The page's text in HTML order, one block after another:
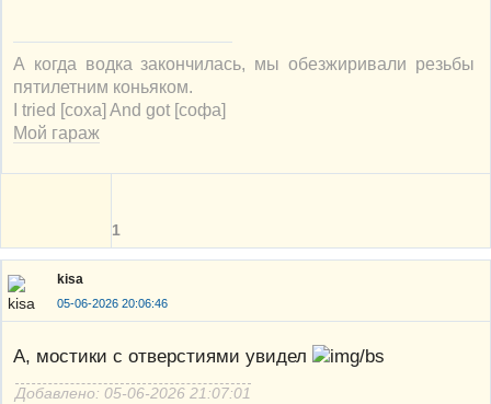
А когда водка закончилась, мы обезжиривали резьбы
пятилетним коньяком.
I tried [соха] And got [софа]
Мой гараж
1
kisa
05-06-2026 20:06:46
А, мостики с отверстиями увидел
Добавлено: 05-06-2026 21:07:01